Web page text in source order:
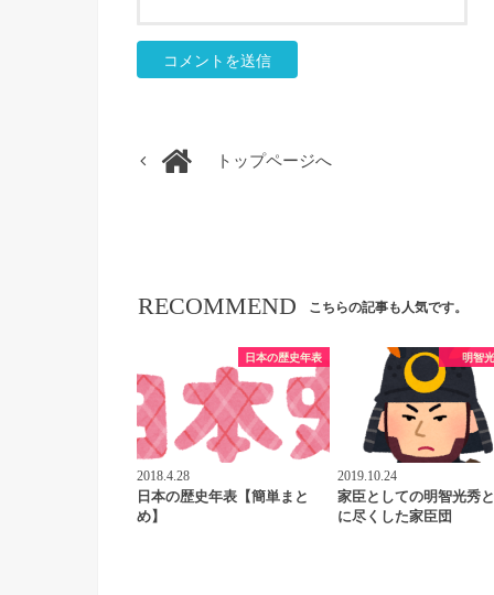
トップページへ
RECOMMEND こちらの記事も人気です。
日本の歴史年表
2018.4.28
日本の歴史年表【簡単まと
め】
明智
2019.10.24
家臣としての明智光秀
に尽くした家臣団